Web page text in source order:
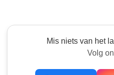
Mis niets van het
Volg